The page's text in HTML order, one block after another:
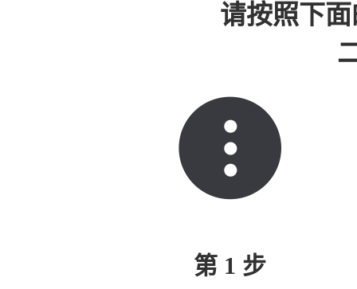
请按照下
第 1 步